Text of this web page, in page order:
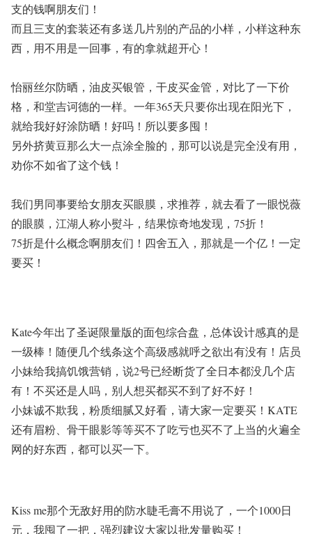
支的钱啊朋友们！
而且三支的套装还有多送几片别的产品的小样，小样这种东
西，用不用是一回事，有的拿就超开心！
怡丽丝尔防晒，油皮买银管，干皮买金管，对比了一下价
格，和堂吉诃德的一样。一年365天只要你出现在阳光下，
就给我好好涂防晒！好吗！所以要多囤！
另外挤黄豆那么大一点涂全脸的，那可以说是完全没有用，
劝你不如省了这个钱！
我们男同事要给女朋友买眼膜，求推荐，就去看了一眼悦薇
的眼膜，江湖人称小熨斗，结果惊奇地发现， 75折！
75折是什么概念啊朋友们！四舍五入，那就是一个亿！一定
要买！
Kate今年出了圣诞限量版的面包综合盘，总体设计感真的是
一级棒！随便几个线条这个高级感就呼之欲出有没有！店员
小妹给我搞饥饿营销，说2号已经断货了全日本都没几个店
有！不买还是人吗，别人想买都买不到了好不好！
小妹诚不欺我，粉质细腻又好看，请大家一定要买！ KATE
还有眉粉、骨干眼影等等买不了吃亏也买不了上当的火遍全
网的好东西，都可以买一下。
Kiss me那个无敌好用的防水睫毛膏不用说了，一个1000日
元，我囤了一把，强烈建议大家以批发量购买！